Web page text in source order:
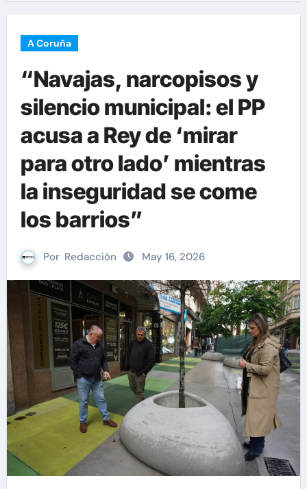
A Coruña
“Navajas, narcopisos y
silencio municipal: el PP
acusa a Rey de ‘mirar
para otro lado’ mientras
la inseguridad se come
los barrios”
Por Redacción May 16, 2026